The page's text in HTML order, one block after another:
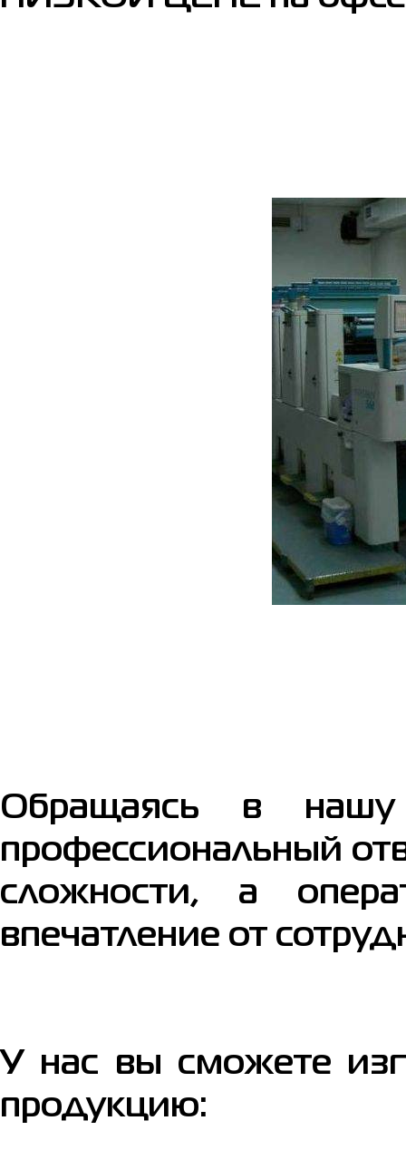
Обращаясь в
профессиональный
сложности, а
впечатление от
У нас вы сможете
продукцию: